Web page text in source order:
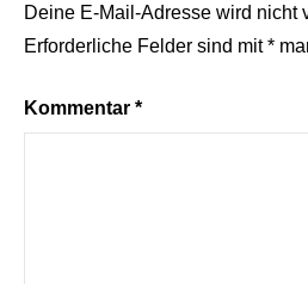
Deine E-Mail-Adresse wird nicht
Erforderliche Felder sind mit*
Kommentar *